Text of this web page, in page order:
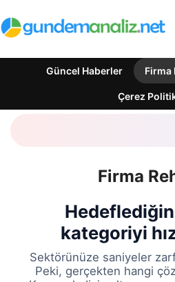
Güncel Haberler Firma
Çerez
Firma
kategoriyi
Sektörünüze saniyeler
Peki, gerçekten hangi